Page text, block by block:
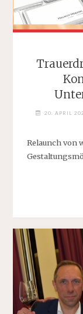
20. APRIL
Relaunch von